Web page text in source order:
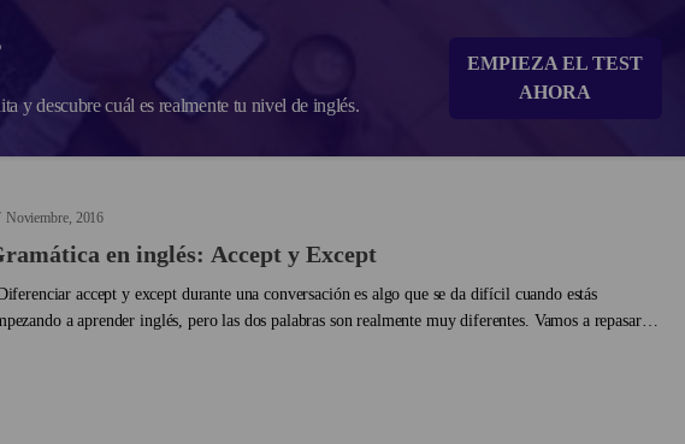
y descubre cuál es realmente tu nivel de inglés.
EMPIEZA EL TEST
AHORA
Noviembre 2016
en inglés: Accept y Except
a aprender inglés, pero las dos palabras son realmente muy diferentes. Vamos a repasar